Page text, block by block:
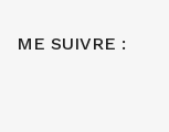
ME SUIVRE :